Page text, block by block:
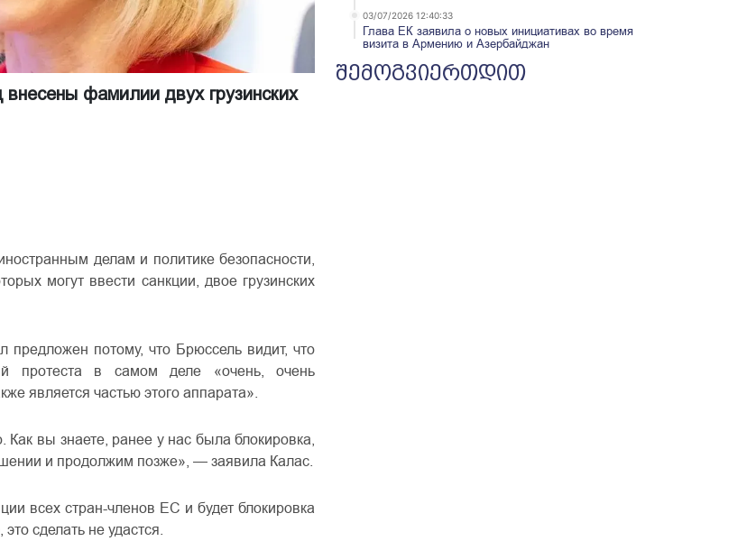
фамилии двух грузинских
делам и политике безопасности,
могут ввести санкции, двое грузинских
предложен потому, что Брюссель видит, что
протеста в самом деле «очень, очень
является частью этого аппарата».
вы знаете, ранее у нас была блокировка,
и продолжим позже», — заявила Калас.
всех стран-членов ЕС и будет блокировка
сделать не удастся.
03/07/2026 12:40:33
Глава ЕК заявила о новых инициативах во время
визита в Армению и Азербайджан
შემოგვიერთდით